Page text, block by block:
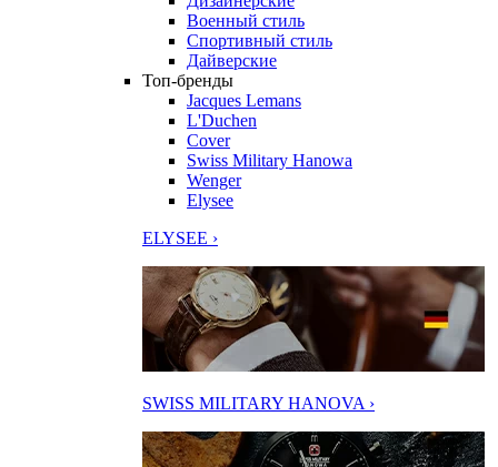
Военный стиль
Спортивный стиль
Дайверские
Топ-бренды
Jacques Lemans
L'Duchen
Cover
Swiss Military Hanowa
Wenger
Elysee
ELYSEE ›
SWISS MILITARY HANOVA ›